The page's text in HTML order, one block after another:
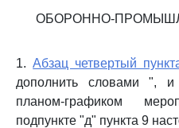
ОБОРОННО-
1.Абзац четвертый
дополнить словами ", и
планом-графиком
подпункте "д" пункта 9